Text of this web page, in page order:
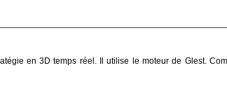
en 3D temps réel. Il utilise le moteur de Glest.